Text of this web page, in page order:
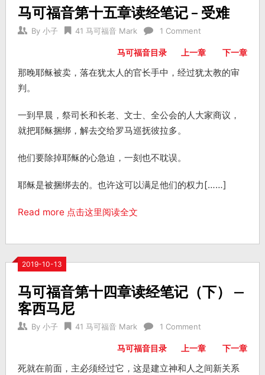
马可福音第十五章读经笔记 – 受难
By 小子 41 马可福音 Mark 1 Comment
马可福音目录 上一章 下一章
那晚耶稣被卖，落在犹太人的官长手中，经过犹太教的审
判。
一到早晨，祭司长和长老、文士、全公会的人大家商议，
就把耶稣捆绑，解去交给罗马巡抚彼拉多。
他们要除掉耶稣的心急迫，一刻也不耽误。
耶稣是被捆绑去的。也许这可以满足他们的权力[……]
Read more 点击这里阅读全文
2019-10-13
马可福音第十四章读经笔记（下） —
客西马尼
By 小子 41 马可福音 Mark 1 Comment
马可福音目录 上一章 下一章
死就在前面，主必须经过它，这是建立神和人之间新关系